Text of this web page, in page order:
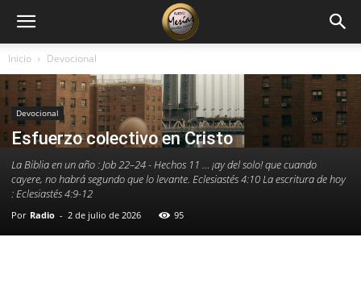
Inicio Devocional
Devocional
Esfuerzo colectivo en Cristo
La Biblia en un año : Job 22–24 - Hechos 11 … ¡ay del solo! que cuando
cayere, no habrá segundo que lo levante. Eclesiastés 4:10 La escritura de hoy
: Eclesiastés 4:9-12
Por Radio - 2 de julio de 2026 95